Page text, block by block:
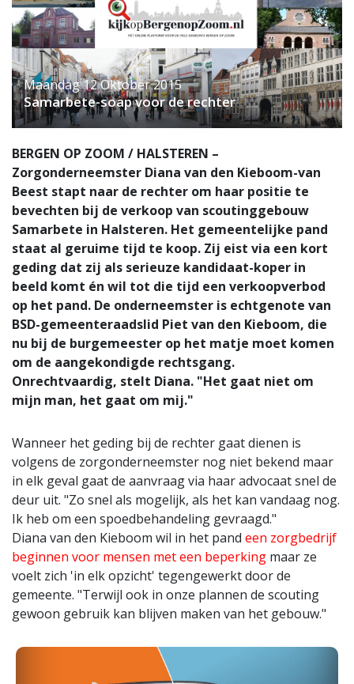
Maandag 12 Oktober 2015
Samarbete-soap voor de rechter
BERGEN OP ZOOM / HALSTEREN –
Zorgonderneemster Diana van den Kieboom-van
Beest stapt naar de rechter om haar positie te
bevechten bij de verkoop van scoutinggebouw
Samarbete in Halsteren. Het gemeentelijke pand
staat al geruime tijd te koop. Zij eist via een kort
geding dat zij als serieuze kandidaat-koper in
beeld komt én wil tot die tijd een verkoopverbod
op het pand. De onderneemster is echtgenote van
BSD-gemeenteraadslid Piet van den Kieboom, die
nu bij de burgemeester op het matje moet komen
om de aangekondigde rechtsgang.
Onrechtvaardig, stelt Diana. "Het gaat niet om
mijn man, het gaat om mij."
Wanneer het geding bij de rechter gaat dienen is
volgens de zorgonderneemster nog niet bekend maar
in elk geval gaat de aanvraag via haar advocaat snel de
deur uit. "Zo snel als mogelijk, als het kan vandaag nog.
Ik heb om een spoedbehandeling gevraagd."
Diana van den Kieboom wil in het pand een zorgbedrijf
beginnen voor mensen met een beperking maar ze
voelt zich 'in elk opzicht' tegengewerkt door de
gemeente. "Terwijl ook in onze plannen de scouting
gewoon gebruik kan blijven maken van het gebouw."